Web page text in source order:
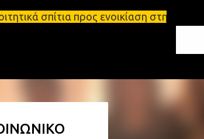
προς ενοικίαση στη Σπάρτη